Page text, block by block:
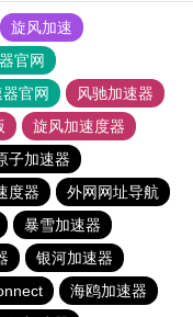
旋风加速
官网
官网
风驰加速器
旋风加速度器
子加速器
度器
外网网址导航
暴雪加速器
银河加速器
海鸥加速器